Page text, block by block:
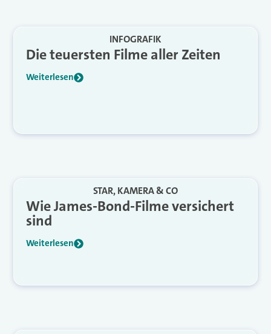
INFOGRAFIK
Die teuersten Filme aller Zeiten
Weiterlesen
STAR, KAMERA & CO
Wie James-Bond-Filme versichert
sind
Weiterlesen